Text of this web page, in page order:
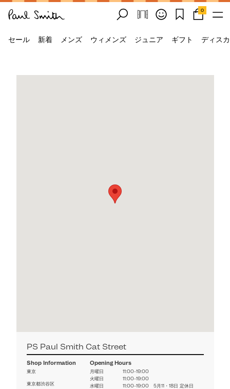
0
セール 新着 メンズ ウィメンズ ジュニア ギフト ディス
PS Paul Smith Cat Street
Shop Information
東京
東京都渋谷区
Opening Hours
月曜日
11:00-19:00
火曜日
11:00-19:00
水曜日
11:00-19:00 5月11・18日 定休日